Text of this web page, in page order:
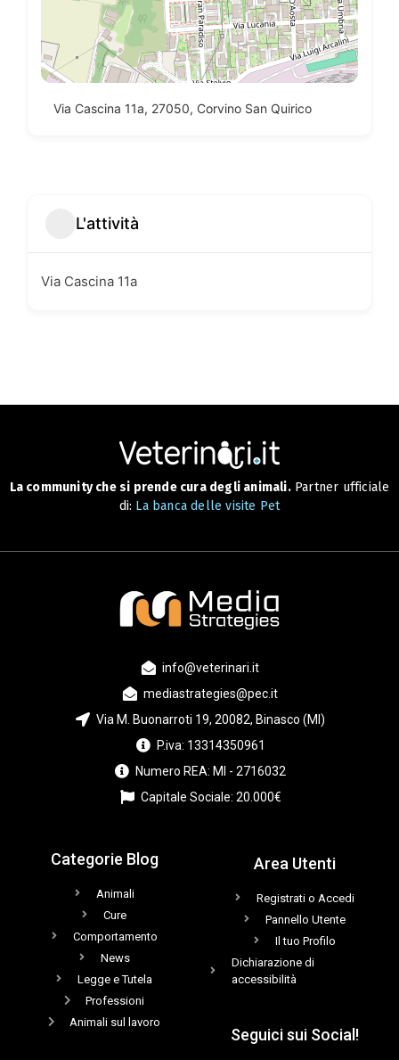
Via Cascina 11a, 27050, Corvino San Quirico
L'attività
Via Cascina 11a
La community che si prende cura degli animali.Partner ufficiale
di: La banca delle visite Pet
info@veterinari.it
mediastrategies@pec.it
Via M. Buonarroti 19, 20082, Binasco (MI)
P.iva: 13314350961
Numero REA: MI - 2716032
Capitale Sociale: 20.000€
Categorie Blog
Animali
Cure
Comportamento
News
Legge e Tutela
Professioni
Animali sul lavoro
Area Utenti
Registrati o Accedi
Pannello Utente
Il tuo Profilo
Dichiarazione di
accessibilità
Seguici sui Social!